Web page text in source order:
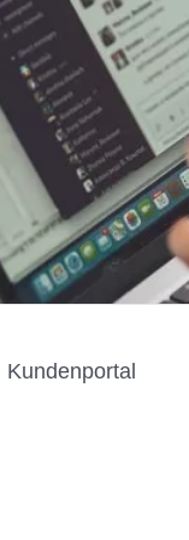
Kundenportal